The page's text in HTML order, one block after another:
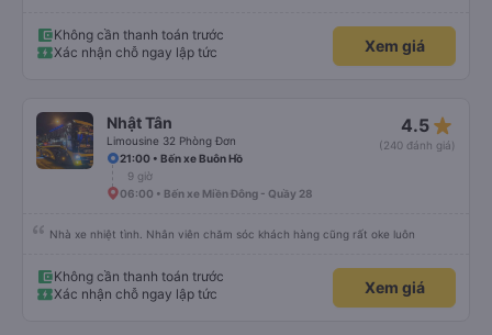
Không cần thanh toán trước
Xác nhận chỗ ngay lập tức
Xem giá
Nhật Tân
Limousine 32 Phòng Đơn
4.5 star_rate
(240 đánh giá)
21:00 • Bến xe Buôn Hồ
9 giờ
06:00 • Bến xe Miền Đông - Quầy 28
Nhà xe nhiệt tình. Nhân viên chăm sóc khách hàng cũng rất oke luôn
Không cần thanh toán trước
Xác nhận chỗ ngay lập tức
Xem giá